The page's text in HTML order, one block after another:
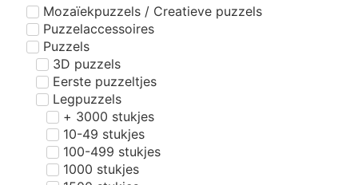
Mozaïekpuzzels / Creatieve puzzels
Puzzelaccessoires
Puzzels
3D puzzels
Eerste puzzeltjes
Legpuzzels
+ 3000 stukjes
10-49 stukjes
100-499 stukjes
1000 stukjes